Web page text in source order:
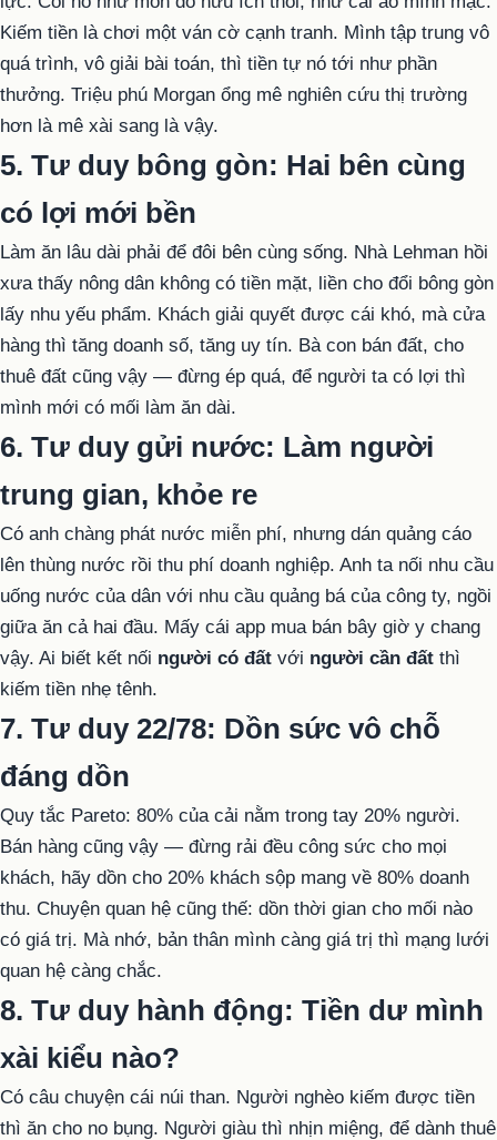
Kiếm tiền là chơi một ván cờ cạnh tranh. Mình tập trung vô
quá trình, vô giải bài toán, thì tiền tự nó tới như phần
thưởng. Triệu phú Morgan ổng mê nghiên cứu thị trường
hơn là mê xài sang là vậy.
5. Tư duy bông gòn: Hai bên cùng
có lợi mới bền
Làm ăn lâu dài phải để đôi bên cùng sống. Nhà Lehman hồi
xưa thấy nông dân không có tiền mặt, liền cho đổi bông gòn
lấy nhu yếu phẩm. Khách giải quyết được cái khó, mà cửa
hàng thì tăng doanh số, tăng uy tín. Bà con bán đất, cho
thuê đất cũng vậy — đừng ép quá, để người ta có lợi thì
mình mới có mối làm ăn dài.
6. Tư duy gửi nước: Làm người
trung gian, khỏe re
Có anh chàng phát nước miễn phí, nhưng dán quảng cáo
lên thùng nước rồi thu phí doanh nghiệp. Anh ta nối nhu cầu
uống nước của dân với nhu cầu quảng bá của công ty, ngồi
giữa ăn cả hai đầu. Mấy cái app mua bán bây giờ y chang
vậy. Ai biết kết nối người có đất với người cần đất thì
kiếm tiền nhẹ tênh.
7. Tư duy 22/78: Dồn sức vô chỗ
đáng dồn
Quy tắc Pareto: 80% của cải nằm trong tay 20% người.
Bán hàng cũng vậy — đừng rải đều công sức cho mọi
khách, hãy dồn cho 20% khách sộp mang về 80% doanh
thu. Chuyện quan hệ cũng thế: dồn thời gian cho mối nào
có giá trị. Mà nhớ, bản thân mình càng giá trị thì mạng lưới
quan hệ càng chắc.
8. Tư duy hành động: Tiền dư mình
xài kiểu nào?
Có câu chuyện cái núi than. Người nghèo kiếm được tiền
thì ăn cho no bụng. Người giàu thì nhịn miệng, để dành thuê